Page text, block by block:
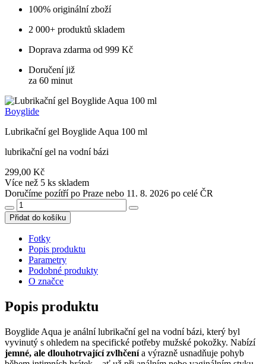
100% originální zboží
2 000+ produktů skladem
Doprava zdarma od 999 Kč
Doručení již
za 60 minut
Boyglide
Lubrikační gel Boyglide Aqua 100 ml
lubrikační gel na vodní bázi
299,00 Kč
Více než 5 ks skladem
Doručíme pozítří po Praze nebo 11. 8. 2026 po celé ČR
Přidat do košíku
Fotky
Popis produktu
Parametry
Podobné produkty
O značce
Popis produktu
Boyglide Aqua je anální lubrikační gel na vodní bázi, který byl
vyvinutý s ohledem na specifické potřeby mužské pokožky. Nabízí
jemné, ale dlouhotrvající zvlhčenía výrazně usnadňuje pohyb